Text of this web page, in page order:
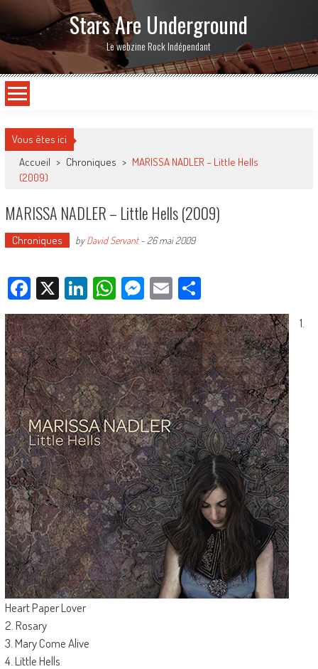
Stars Are Underground
Le webzine Rock Indépendant
Vous êtes ici
Accueil > Chroniques > MARISSA NADLER – Little Hells
(2009)
MARISSA NADLER – Little Hells (2009)
Chroniques byDavid Servant- 26 mai 2009
Facebook
X LinkedIn
WhatsApp
Messenger
EmailPartager
1.
Heart Paper Lover
2. Rosary
3. Mary Come Alive
4. Little Hells